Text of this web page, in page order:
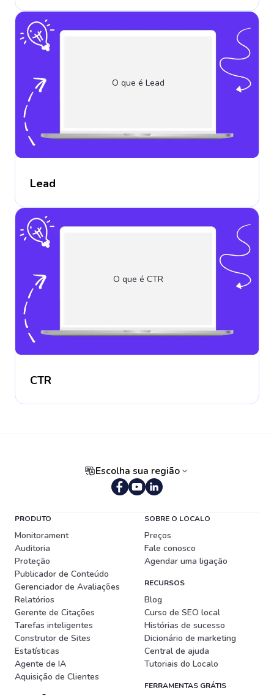
O que é Lead
Lead
O que é CTR
CTR
Escolha sua região
PRODUTO
Monitorament
Auditoria
Proteção
Publicador de Conteúdo
Gerenciador de Avaliações
Relatórios
Gerente de Citações
Tarefas inteligentes
Construtor de Sites
Estatísticas
Agente de IA
Aquisição de Clientes
SOBRE O LOCALO
Preços
Fale conosco
Agendar uma ligação
RECURSOS
Blog
Curso de SEO local
Histórias de sucesso
Dicionário de marketing
Central de ajuda
Tutoriais do Localo
FERRAMENTAS GRÁTIS